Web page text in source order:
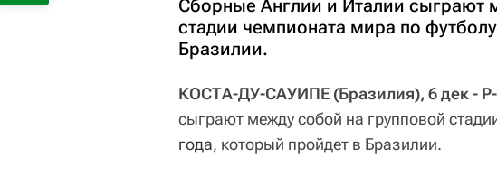
Сборные Англии и Италии сыграют
стадии чемпионата мира по
Бразилии.
КОСТА-ДУ-САУИПЕ (Бразилия), 6 дек -
сыграют между собой на групповой
года, который пройдет в Бразилии.